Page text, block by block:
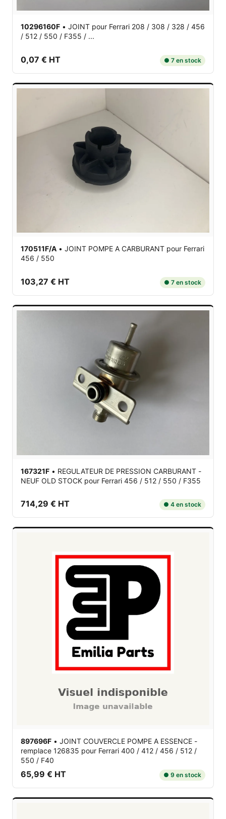
10296160F • JOINT pour Ferrari 208 / 308 / 328 / 456
/ 512 / 550 / F355 / ...
0,07 € HT ● 7 en stock
170511F/A • JOINT POMPE A CARBURANT pour Ferrari
456 / 550
103,27 € HT ● 7 en stock
167321F • REGULATEUR DE PRESSION CARBURANT -
NEUF OLD STOCK pour Ferrari 456 / 512 / 550 / F355
714,29 € HT ● 4 en stock
897696F • JOINT COUVERCLE POMPE A ESSENCE -
remplace 126835 pour Ferrari 400 / 412 / 456 / 512 /
550 / F40
65,99 € HT ● 9 en stock